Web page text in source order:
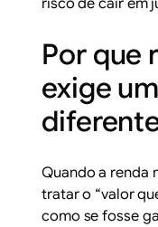
risco de cair em
Por que
exige
Quando a renda
tratar o “valor
como se fosse